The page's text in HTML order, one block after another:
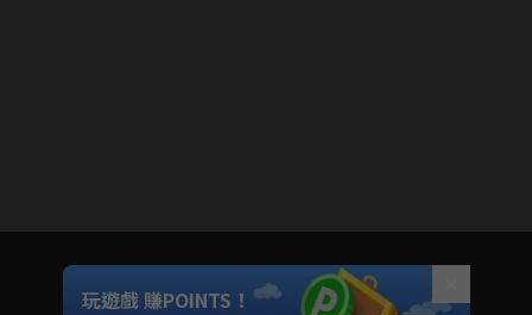
Unmute
如有不便請見諒
玩遊戲 賺POINTS！